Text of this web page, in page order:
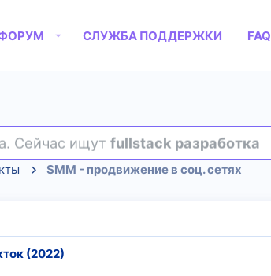
СЛУЖБА ПОДДЕРЖКИ FAQ
Сейчас ищут fullstack разработка
SMM - продвижение в соц. сетях
(2022)